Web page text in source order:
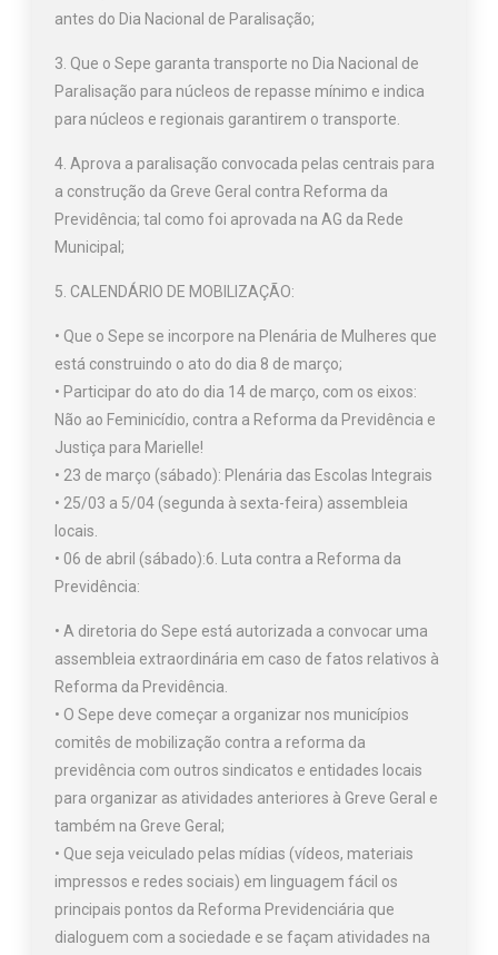
antes do Dia Nacional de Paralisação;
3. Que o Sepe garanta transporte no Dia Nacional de
Paralisação para núcleos de repasse mínimo e indica
para núcleos e regionais garantirem o transporte.
4. Aprova a paralisação convocada pelas centrais para
a construção da Greve Geral contra Reforma da
Previdência; tal como foi aprovada na AG da Rede
Municipal;
5. CALENDÁRIO DE MOBILIZAÇÃO:
• Que o Sepe se incorpore na Plenária de Mulheres que
está construindo o ato do dia 8 de março;
• Participar do ato do dia 14 de março, com os eixos:
Não ao Feminicídio, contra a Reforma da Previdência e
Justiça para Marielle!
• 23 de março (sábado): Plenária das Escolas Integrais
• 25/03 a 5/04 (segunda à sexta-feira) assembleia
locais.
• 06 de abril (sábado):6. Luta contra a Reforma da
Previdência:
• A diretoria do Sepe está autorizada a convocar uma
assembleia extraordinária em caso de fatos relativos à
Reforma da Previdência.
• O Sepe deve começar a organizar nos municípios
comitês de mobilização contra a reforma da
previdência com outros sindicatos e entidades locais
para organizar as atividades anteriores à Greve Geral e
também na Greve Geral;
• Que seja veiculado pelas mídias (vídeos, materiais
impressos e redes sociais) em linguagem fácil os
principais pontos da Reforma Previdenciária que
dialoguem com a sociedade e se façam atividades na